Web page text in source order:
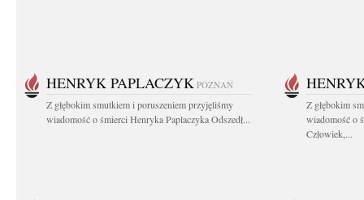
HENRYK PAPLACZYK POZNAŃ
Z głębokim smutkiem i poruszeniem przyjęliśmy
wiadomość o śmierci Henryka Paplaczyka Odszedł...
Z głębokim
wiadomość o
Człowiek,...